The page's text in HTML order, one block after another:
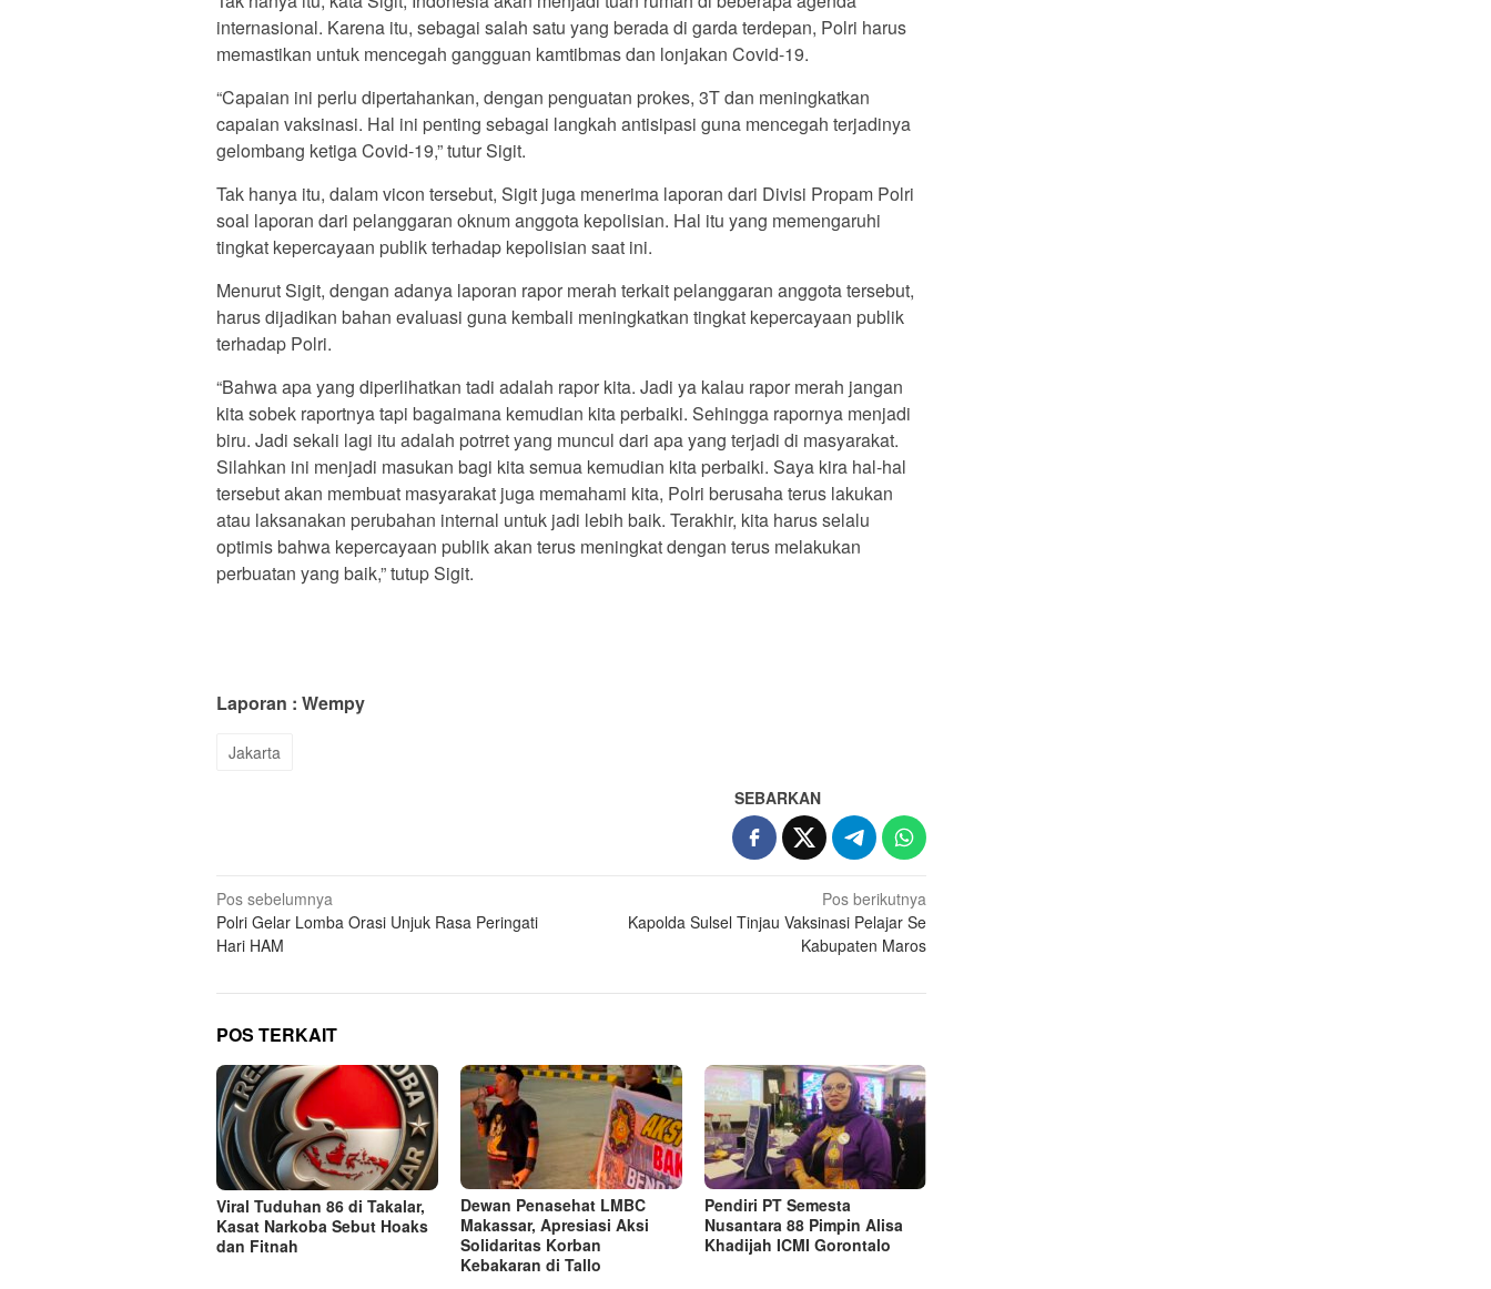
internasional. Karena itu, sebagai salah satu yang berada di garda terdepan, Polri harus
memastikan untuk mencegah gangguan kamtibmas dan lonjakan Covid-19.
“Capaian ini perlu dipertahankan, dengan penguatan prokes, 3T dan meningkatkan
capaian vaksinasi. Hal ini penting sebagai langkah antisipasi guna mencegah terjadinya
gelombang ketiga Covid-19,” tutur Sigit.
Tak hanya itu, dalam vicon tersebut, Sigit juga menerima laporan dari Divisi Propam Polri
soal laporan dari pelanggaran oknum anggota kepolisian. Hal itu yang memengaruhi
tingkat kepercayaan publik terhadap kepolisian saat ini.
Menurut Sigit, dengan adanya laporan rapor merah terkait pelanggaran anggota tersebut,
harus dijadikan bahan evaluasi guna kembali meningkatkan tingkat kepercayaan publik
terhadap Polri.
“Bahwa apa yang diperlihatkan tadi adalah rapor kita. Jadi ya kalau rapor merah jangan
kita sobek raportnya tapi bagaimana kemudian kita perbaiki. Sehingga rapornya menjadi
biru. Jadi sekali lagi itu adalah potrret yang muncul dari apa yang terjadi di masyarakat.
Silahkan ini menjadi masukan bagi kita semua kemudian kita perbaiki. Saya kira hal-hal
tersebut akan membuat masyarakat juga memahami kita, Polri berusaha terus lakukan
atau laksanakan perubahan internal untuk jadi lebih baik. Terakhir, kita harus selalu
optimis bahwa kepercayaan publik akan terus meningkat dengan terus melakukan
perbuatan yang baik,” tutup Sigit.
Laporan : Wempy
Jakarta
SEBARKAN
Navigasi
pos
Pos sebelumnya
Polri Gelar Lomba Orasi Unjuk Rasa Peringati
Hari HAM
Pos berikutnya
Kapolda Sulsel Tinjau Vaksinasi Pelajar Se
Kabupaten Maros
POS TERKAIT
Viral Tuduhan 86 di Takalar,
Kasat Narkoba Sebut Hoaks
dan Fitnah
Dewan Penasehat LMBC
Makassar, Apresiasi Aksi
Solidaritas Korban
Kebakaran di Tallo
Pendiri PT Semesta
Nusantara 88 Pimpin Alisa
Khadijah ICMI Gorontalo